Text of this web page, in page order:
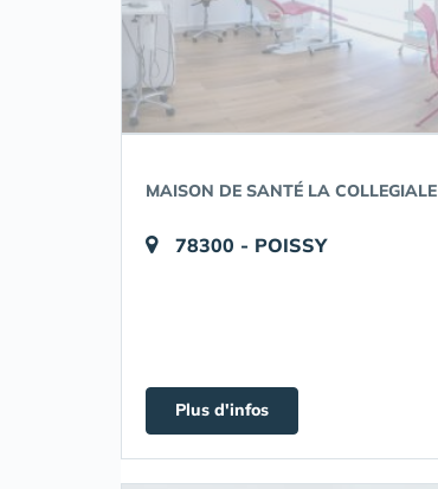
MAISON DE SANTÉ LA COLLEGIALE
78300 - POISSY
Plus d'infos